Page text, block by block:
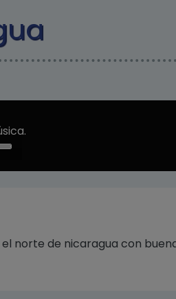
norte de nicaragua con